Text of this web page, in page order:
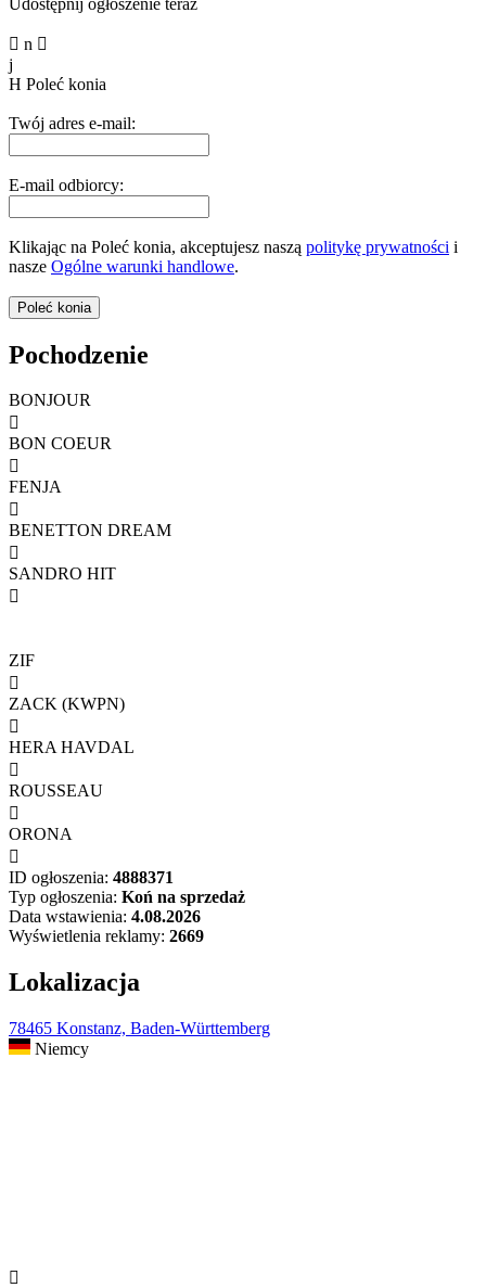
 n 
j
H Poleć konia
Twój adres e-mail:
E-mail odbiorcy:
Klikając na Poleć konia, akceptujesz naszą politykę prywatności i
nasze Ogólne warunki handlowe.
Pochodzenie
BONJOUR

BON COEUR

FENJA

BENETTON DREAM

SANDRO HIT

ZIF

ZACK (KWPN)

HERA HAVDAL

ROUSSEAU

ORONA

ID ogłoszenia: 4888371
Typ ogłoszenia: Koń na sprzedaż
Data wstawienia: 4.08.2026
Wyświetlenia reklamy: 2669
Lokalizacja
78465 Konstanz, Baden-Württemberg
Niemcy
